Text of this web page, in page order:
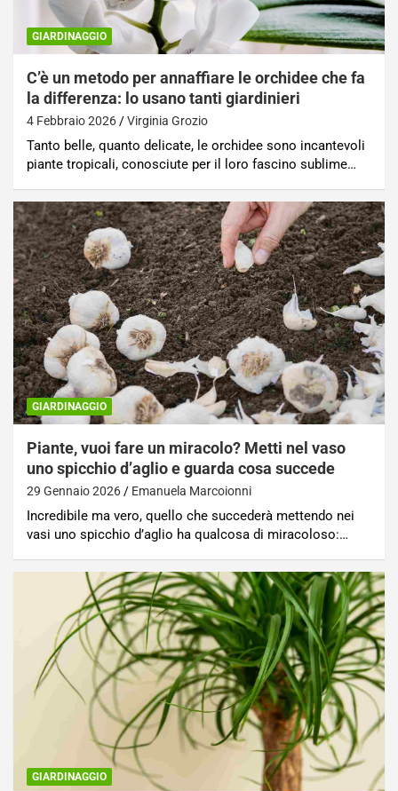
GIARDINAGGIO
C’è un metodo per annaffiare le orchidee che fa
la differenza: lo usano tanti giardinieri
4 Febbraio 2026 Virginia Grozio
Tanto belle, quanto delicate, le orchidee sono incantevoli
piante tropicali, conosciute per il loro fascino sublime…
GIARDINAGGIO
Piante, vuoi fare un miracolo? Metti nel vaso
uno spicchio d’aglio e guarda cosa succede
29 Gennaio 2026 Emanuela Marcoionni
Incredibile ma vero, quello che succederà mettendo nei
vasi uno spicchio d’aglio ha qualcosa di miracoloso:…
GIARDINAGGIO